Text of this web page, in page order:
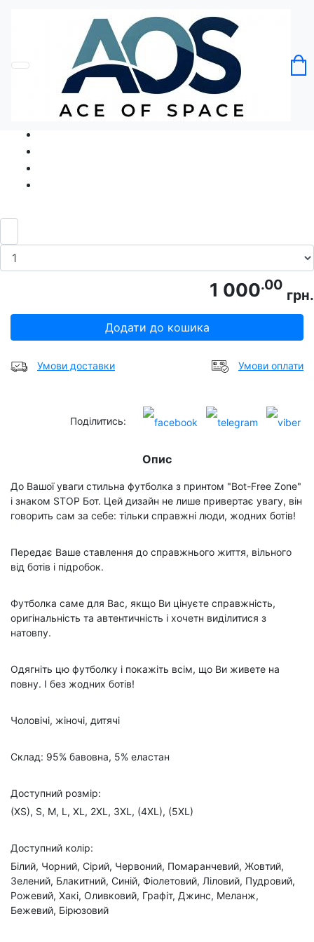
Без категорії
Футболка Без Ботів Bot-Free Zone
Код товару: Ace5333
1 000.00
грн.
Додати до кошика
Умови доставки Умови оплати
Поділитись:
Опис
До Вашої уваги стильна футболка з принтом "Bot-Free Zone"
і знаком STOP Бот. Цей дизайн не лише привертає увагу, він
говорить сам за себе: тільки справжні люди, жодних ботів!
Передає Ваше ставлення до справжнього життя, вільного
від ботів і підробок.
Футболка саме для Вас, якщо Ви цінуєте справжність,
оригінальність та автентичність і хочетн виділитися з
натовпу.
Одягніть цю футболку і покажіть всім, що Ви живете на
повну. І без жодних ботів!
Чоловічі, жіночі, дитячі
Склад: 95% бавовна, 5% еластан
Доступний розмір:
(XS), S, M, L, XL, 2XL, 3XL, (4XL), (5XL)
Доступний колір:
Білий, Чорний, Сірий, Червоний, Помаранчевий, Жовтий,
Зелений, Блакитний, Синій, Фіолетовий, Ліловий, Пудровий,
Рожевий, Хакі, Оливковий, Графіт, Джинс, Меланж,
Бежевий, Бірюзовий